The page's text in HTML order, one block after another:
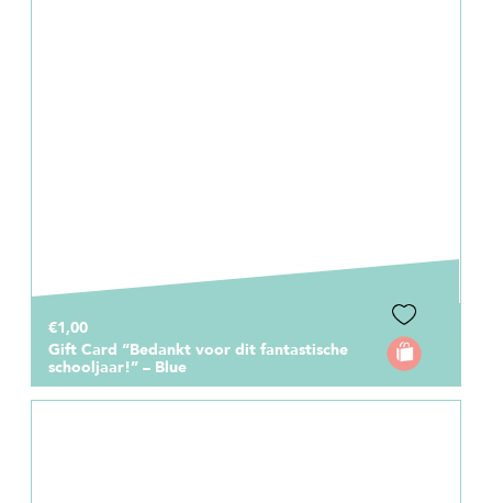
€1,00
Gift Card “Bedankt voor dit fantastische
schooljaar!” – Blue